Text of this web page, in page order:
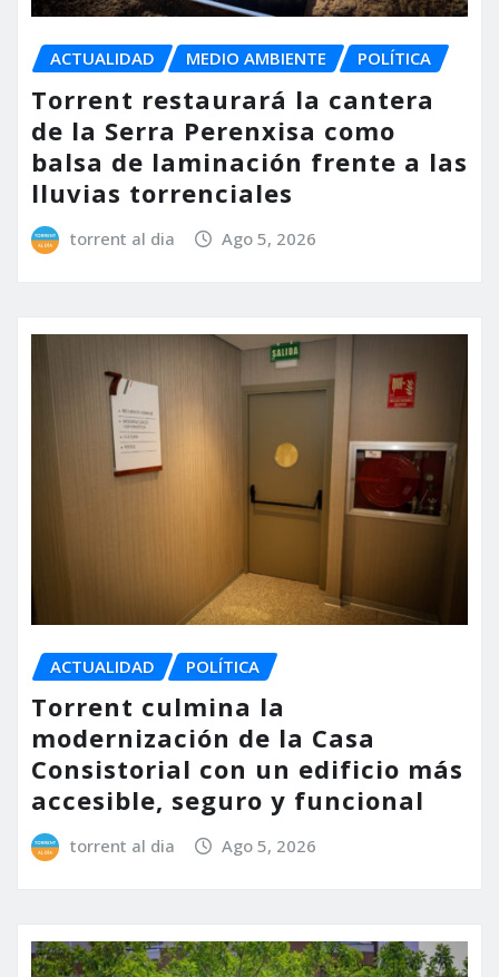
ACTUALIDAD MEDIO AMBIENTE POLÍTICA
Torrent restaurará la cantera
de la Serra Perenxisa como
balsa de laminación frente a las
lluvias torrenciales
torrent al dia Ago 5, 2026
ACTUALIDAD POLÍTICA
Torrent culmina la
modernización de la Casa
Consistorial con un edificio más
accesible, seguro y funcional
torrent al dia Ago 5, 2026